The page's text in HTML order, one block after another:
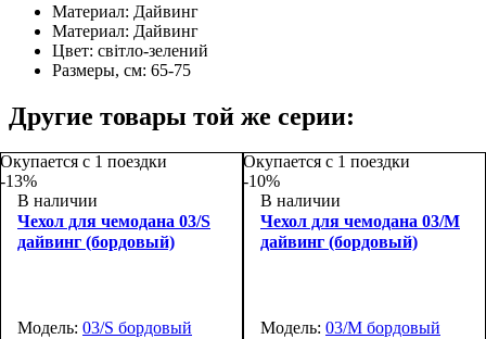
Материал: Дайвинг
Материал: Дайвинг
Цвет: світло-зелений
Размеры, см: 65-75
Другие товары той же серии:
Окупается с 1 поездки
-13%
В наличии
Чехол для чемодана 03/S
дайвинг (бордовый)
Модель: 03/S бордовый
Окупается с 1 поездки
-10%
В наличии
Чехол для чемодана 03/M
дайвинг (бордовый)
Модель: 03/M бордовый